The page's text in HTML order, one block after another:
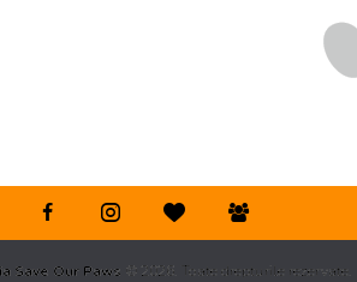
Save Our Paws © 2026. Toate drepturile rezervate.